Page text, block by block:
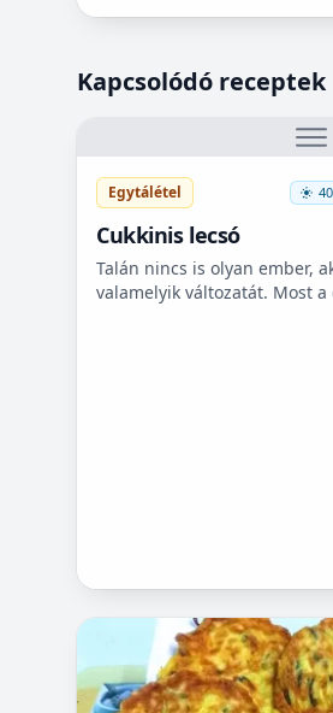
Kapcsolódó receptek
Egytálétel
Cukkinis lecsó
Talán nincs is olyan ember,
valamelyik változatát. Most